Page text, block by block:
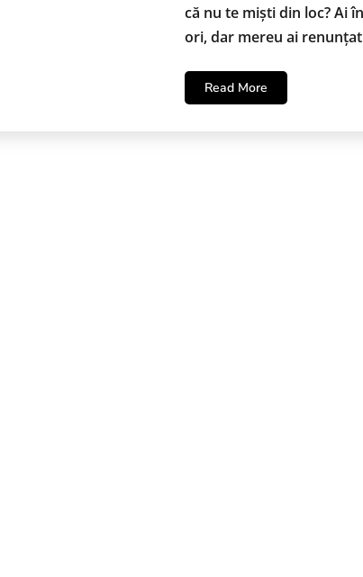
că nu te miști din loc? Ai
ori, dar mereu ai
Read More